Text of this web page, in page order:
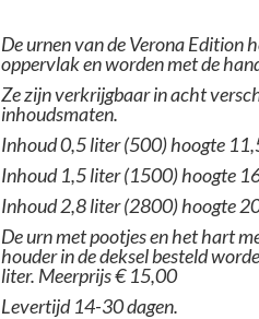
De urnen van de Verona Edition
oppervlak en worden met de
Ze zijn verkrijgbaar in acht
inhoudsmaten.
Inhoud 0,5 liter (500)hoogte
Inhoud 1,5 liter (1500) hoogte
Inhoud 2,8 liter (2800) hoogte
De urn met pootjes en het hart
houder in de deksel besteld
liter. Meerprijs € 15,00
Levertijd 14-30 dagen.